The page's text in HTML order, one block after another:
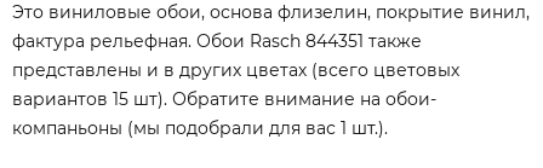
Это виниловые обои, основа флизелин, покрытие винил,
фактура рельефная. Обои Rasch 844351 также
представлены и в других цветах (всего цветовых
вариантов 15 шт). Обратите внимание на обои-
компаньоны (мы подобрали для вас 1 шт.).